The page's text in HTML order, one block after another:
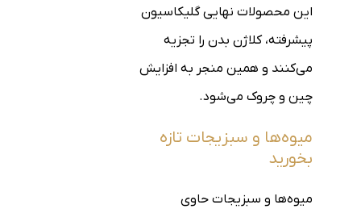
این محصولات نهایی گلیکاسیون
پیشرفته، کلاژن بدن را تجزیه
می‌کنند و همین منجر به افزایش
چین و چروک می‌شود.
میوه‌ها و سبزیجات تازه
بخورید
میوه‌ها و سبزیجات حاوی